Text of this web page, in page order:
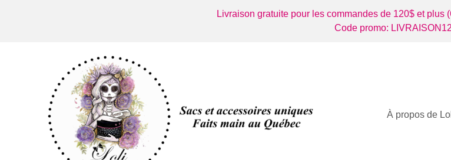
Livraison gratuite pour les commandes de 120$ et plus
Code promo:
À propos de